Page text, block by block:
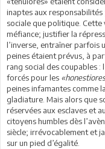
inaptes aux
sociale que politique.
méfiance; justifier la
l’inverse, entraîner parfois
peines étaient prévus, à
rang social des coupables :
forcés pour les
peines infamantes comme
gladiature. Mais alors que
réservées aux esclaves et
citoyens humbles dès
siècle; irrévocablement et
sur un pied d’égalité.